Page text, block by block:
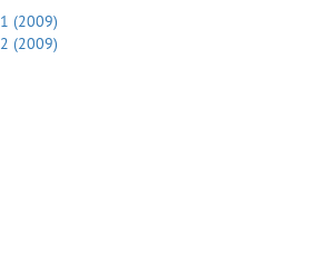
1 (2009)
2 (2009)